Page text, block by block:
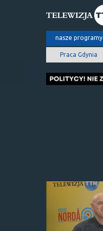
nasze programy
Praca Gdynia